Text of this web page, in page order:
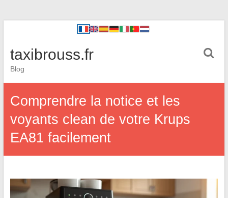
taxibrouss.fr
Blog
Comprendre la notice et les
voyants clean de votre Krups
EA81 facilement